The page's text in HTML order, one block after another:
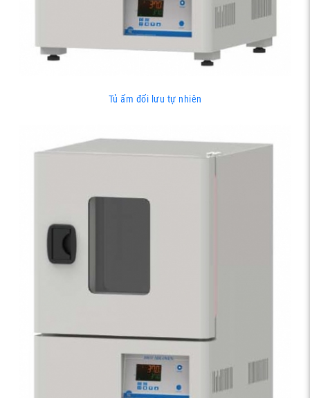
Tủ ấm đối lưu tự nhiên